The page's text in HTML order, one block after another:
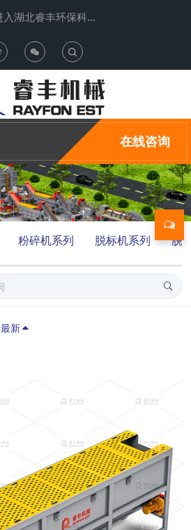
欢迎进入湖北睿丰环保科技有限公司
T
g
g
l
e
S
e
h
在线咨询
粉碎机系列 脱标机系列 脱
最新